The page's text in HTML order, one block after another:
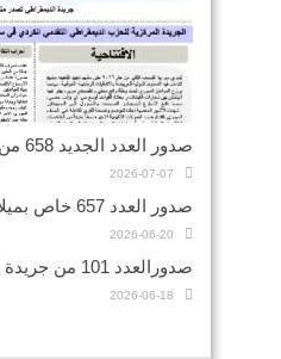
صدور العدد الجديد 658 من الديمقراطي
2026-07-07
صدور العدد 657 خاص بميلاد الحزب
2026-06-20
صدورالعدد 101 من جريدة التقدمي
2026-06-18